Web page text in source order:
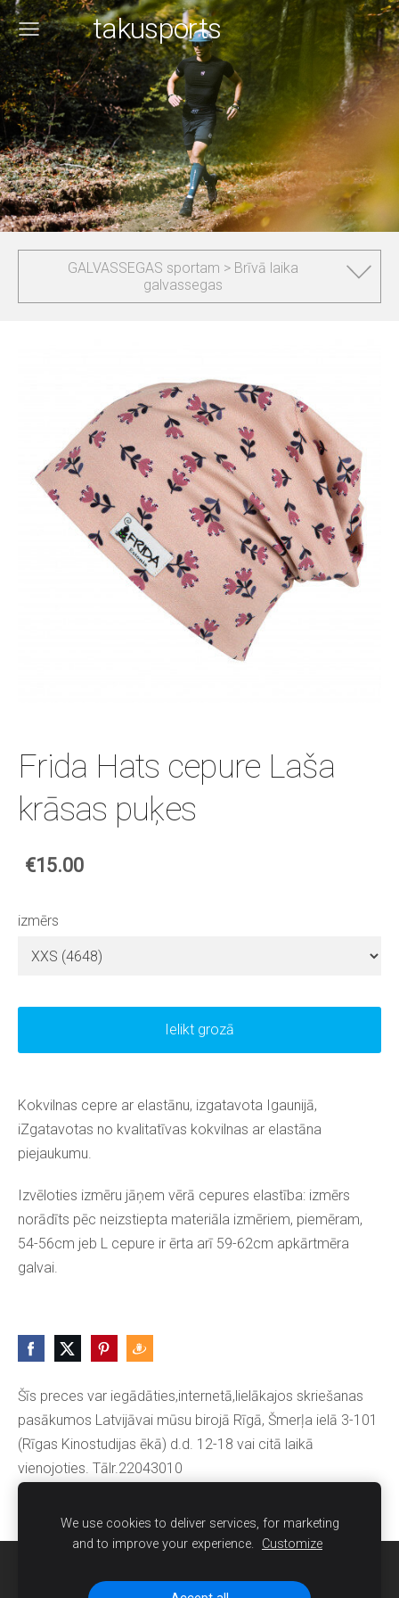
takusports
GALVASSEGAS sportam > Brīvā laika
galvassegas
Šīs preces var iegādāties,internetā,lielākajos skriešanas
pasākumos Latvijāvai mūsu birojā Rīgā, Šmerļa ielā 3-101
(Rīgas Kinostudijas ēkā) d.d. 12-18 vai citā laikā
vienojoties. Tālr.22043010
Frida Hats cepure Laša
krāsas puķes
€15.00
izmērs
Ielikt grozā
Kokvilnas cepre ar elastānu, izgatavota Igaunijā,
iZgatavotas no kvalitatīvas kokvilnas ar elastāna
piejaukumu.
Izvēloties izmēru jāņem vērā cepures elastība: izmērs
norādīts pēc neizstiepta materiāla izmēriem, piemēram,
54-56cm jeb L cepure ir ērta arī 59-62cm apkārtmēra
galvai.
We use cookies to deliver services, for marketing
and to improve your experience.
Customize